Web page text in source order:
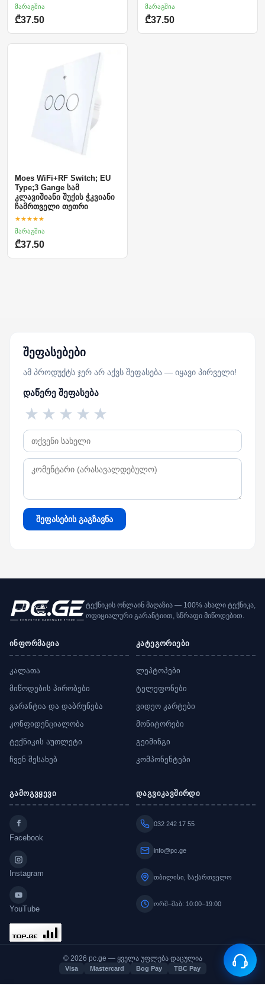
მარაგშია
₾37.50
მარაგშია
₾37.50
Moes WiFi+RF Switch; EU
Type;3 Gange სამ
კლავიშიანი შუქის ჭკვიანი
ჩამრთველი თეთრი
★★★★★
მარაგშია
₾37.50
შეფასებები
ამ პროდუქტს ჯერ არ აქვს შეფასება — იყავი პირველი!
დაწერე შეფასება
★
★
★
★
★
შეფასების გაგზავნა
ტექნიკის ონლაინ მაღაზია — 100% ახალი ტექნიკა,
ოფიციალური გარანტიით, სწრაფი მიწოდებით.
ინფორმაცია
კალათა
მიწოდების პირობები
გარანტია და დაბრუნება
კონფიდენციალობა
ტექნიკის აუთლეტი
ჩვენ შესახებ
კატეგორიები
ლეპტოპები
ტელეფონები
ვიდეო კარტები
მონიტორები
გეიმინგი
კომპონენტები
გამოგვყევი
Facebook
Instagram
YouTube
დაგვიკავშირდი
032 242 17 55
info@pc.ge
თბილისი, საქართველო
ორშ–შაბ: 10:00–19:00
© 2026 pc.ge — ყველა უფლება დაცულია
Visa Mastercard Bog Pay TBC Pay